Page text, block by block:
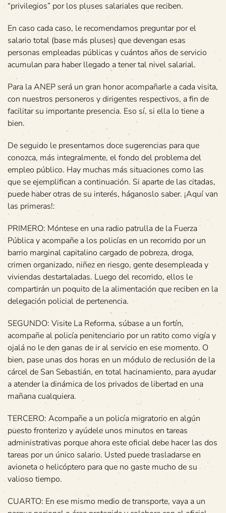
“privilegios” por los pluses salariales que reciben.
En caso cada caso, le recomendamos preguntar por el
salario total (base más pluses) que devengan esas
personas empleadas públicas y cuántos años de servicio
acumulan para haber llegado a tener tal nivel salarial.
Para la ANEP será un gran honor acompañarle a cada visita,
con nuestros personeros y dirigentes respectivos, a fin de
facilitar su importante presencia. Eso sí, si ella lo tiene a
bien.
De seguido le presentamos doce sugerencias para que
conozca, más integralmente, el fondo del problema del
empleo público. Hay muchas más situaciones como las
que se ejemplifican a continuación. Si aparte de las citadas,
puede haber otras de su interés, háganoslo saber. ¡Aquí van
las primeras!:
PRIMERO: Móntese en una radio patrulla de la Fuerza
Pública y acompañe a los policías en un recorrido por un
barrio marginal capitalino cargado de pobreza, droga,
crimen organizado, niñez en riesgo, gente desempleada y
viviendas destartaladas. Luego del recorrido, ellos le
compartirán un poquito de la alimentación que reciben en la
delegación policial de pertenencia.
SEGUNDO: Visite La Reforma, súbase a un fortín,
acompañe al policía penitenciario por un ratito como vigía y
ojalá no le den ganas de ir al servicio en ese momento. O
bien, pase unas dos horas en un módulo de reclusión de la
cárcel de San Sebastián, en total hacinamiento, para ayudar
a atender la dinámica de los privados de libertad en una
mañana cualquiera.
TERCERO: Acompañe a un policía migratorio en algún
puesto fronterizo y ayúdele unos minutos en tareas
administrativas porque ahora este oficial debe hacer las dos
tareas por un único salario. Usted puede trasladarse en
avioneta o helicóptero para que no gaste mucho de su
valioso tiempo.
CUARTO: En ese mismo medio de transporte, vaya a un